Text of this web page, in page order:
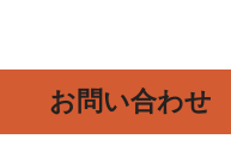
お問い合わせ